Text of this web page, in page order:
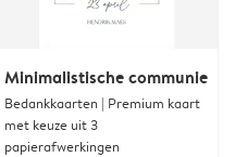
Minimalistische communie
Bedankkaarten | Premium kaart
met keuze uit 3
papierafwerkingen